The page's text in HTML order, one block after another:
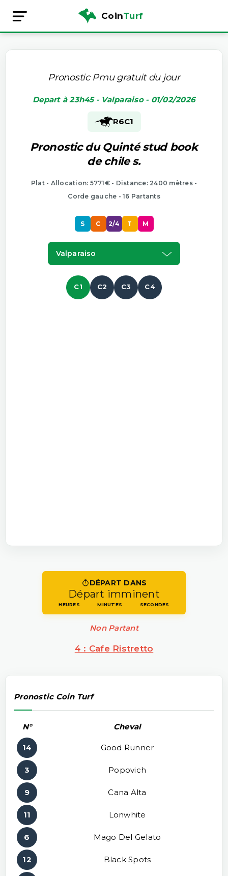
CoinTurf
Pronostic Pmu gratuit du jour
Depart à 23h45 - Valparaiso - 01/02/2026
R6C1
Pronostic du Quinté stud book
de chile s.
Plat - Allocation: 5771€ - Distance: 2400 mètres -
Corde gauche - 16 Partants
S C 2/4 T M
Valparaiso
C1 C2 C3 C4
DÉPART DANS
Départ imminent
HEURES MINUTES SECONDES
Non Partant
4 : Cafe Ristretto
Pronostic Coin Turf
N° Cheval
14 Good Runner
3 Popovich
9 Cana Alta
11 Lonwhite
6 Mago Del Gelato
12 Black Spots